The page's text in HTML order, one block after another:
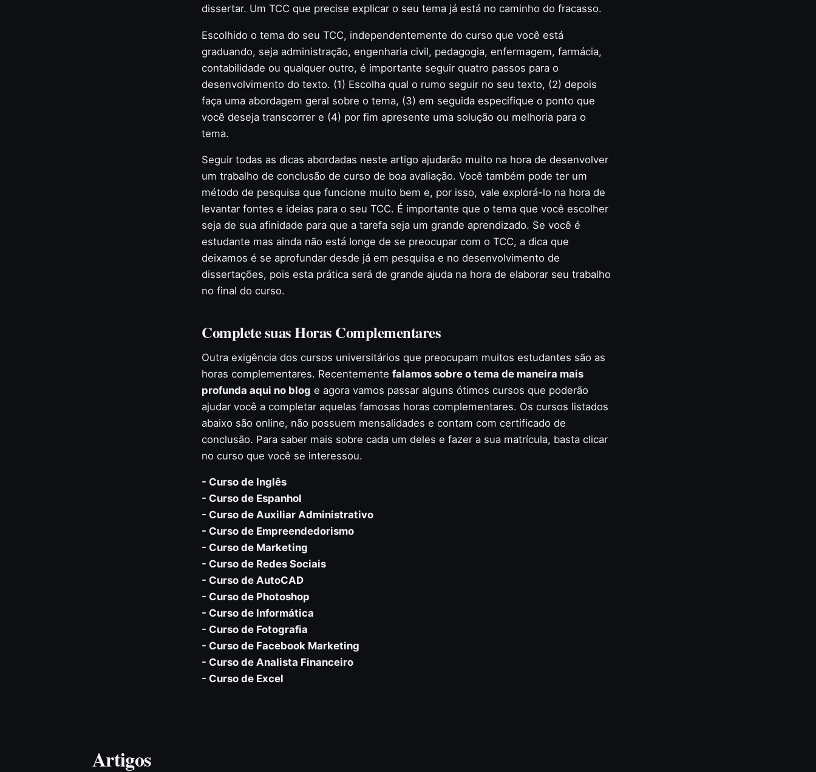
dissertar. Um TCC que precise explicar o seu tema já está no caminho do fracasso.
Escolhido o tema do seu TCC, independentemente do curso que você está
graduando, seja administração, engenharia civil, pedagogia, enfermagem, farmácia,
contabilidade ou qualquer outro, é importante seguir quatro passos para o
desenvolvimento do texto. (1) Escolha qual o rumo seguir no seu texto, (2) depois
faça uma abordagem geral sobre o tema, (3) em seguida especifique o ponto que
você deseja transcorrer e (4) por fim apresente uma solução ou melhoria para o
tema.
Seguir todas as dicas abordadas neste artigo ajudarão muito na hora de desenvolver
um trabalho de conclusão de curso de boa avaliação. Você também pode ter um
método de pesquisa que funcione muito bem e, por isso, vale explorá-lo na hora de
levantar fontes e ideias para o seu TCC. É importante que o tema que você escolher
seja de sua afinidade para que a tarefa seja um grande aprendizado. Se você é
estudante mas ainda não está longe de se preocupar com o TCC, a dica que
deixamos é se aprofundar desde já em pesquisa e no desenvolvimento de
dissertações, pois esta prática será de grande ajuda na hora de elaborar seu trabalho
no final do curso.
Complete suas Horas Complementares
Outra exigência dos cursos universitários que preocupam muitos estudantes são as
horas complementares. Recentemente falamos sobre o tema de maneira mais
profunda aqui no blog e agora vamos passar alguns ótimos cursos que poderão
ajudar você a completar aquelas famosas horas complementares. Os cursos listados
abaixo são online, não possuem mensalidades e contam com certificado de
conclusão. Para saber mais sobre cada um deles e fazer a sua matrícula, basta clicar
no curso que você se interessou.
- Curso de Inglês
- Curso de Espanhol
- Curso de Auxiliar Administrativo
- Curso de Empreendedorismo
- Curso de Marketing
- Curso de Redes Sociais
- Curso de AutoCAD
- Curso de Photoshop
- Curso de Informática
- Curso de Fotografia
- Curso de Facebook Marketing
- Curso de Analista Financeiro
- Curso de Excel
Artigos